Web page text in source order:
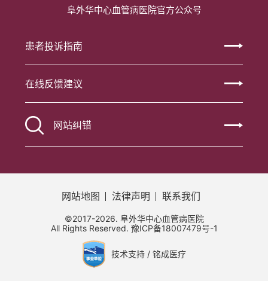
阜外华中心血管病医院官方公众号
患者投诉指南
在线反馈建议
网站纠错
网站地图 法律声明 联系我们
©2017-2026. 阜外华中心血管病医院
All Rights Reserved. 豫ICP备18007479号-1
技术支持 / 铭成医疗